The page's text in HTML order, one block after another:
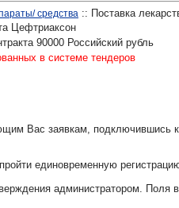
средства :: Поставка
Цефтриаксон
90000 Российский рубль
в системе тендеров
Вас заявкам, подключившись
единовременную
администратором. Поля